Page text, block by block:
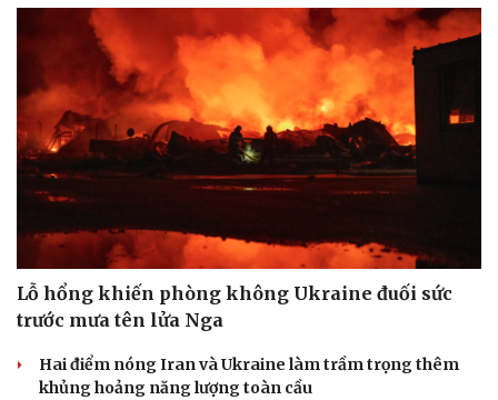
Lỗ hổng khiến phòng không Ukraine đuối sức
trước mưa tên lửa Nga
Hai điểm nóng Iran và Ukraine làm trầm trọng thêm
khủng hoảng năng lượng toàn cầu